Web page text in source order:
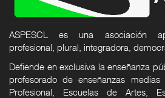
ASPESCL es una asociación
profesional, plural, integradora,
Defiende en exclusiva la enseñanza
profesorado de enseñanzas medias
Profesional, Escuelas de Artes,